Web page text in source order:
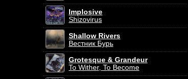
Implosive
Shizovirus
Shallow Rivers
Вестник Бурь
Grotesque & Grandeur
To Wither, To Become